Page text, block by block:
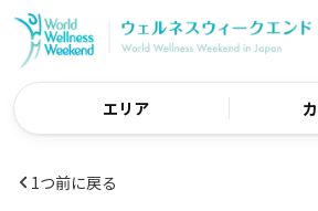
エリア
1つ前に戻る